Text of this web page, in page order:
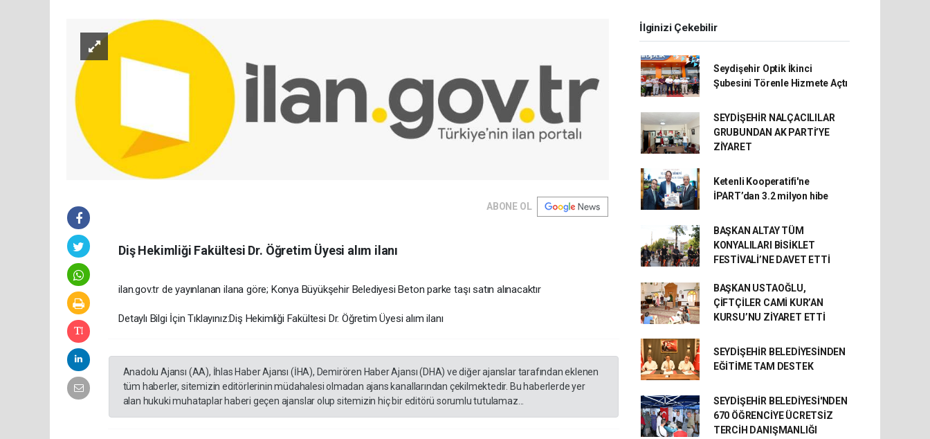
ABONE OL
Diş Hekimliği Fakültesi Dr. Öğretim Üyesi alım ilanı
ilan.gov.tr de yayınlanan ilana göre; Konya Büyükşehir Belediyesi Beton parke taşı satın alınacaktır
Detaylı Bilgi İçin Tıklayınız:Diş Hekimliği Fakültesi Dr. Öğretim Üyesi alım ilanı
Anadolu Ajansı (AA), İhlas Haber Ajansı (İHA), Demirören Haber Ajansı (DHA) ve diğer ajanslar tarafından eklenen
tüm haberler, sitemizin editörlerinin müdahalesi olmadan ajans kanallarından çekilmektedir. Bu haberlerde yer
alan hukuki muhataplar haberi geçen ajanslar olup sitemizin hiç bir editörü sorumlu tutulamaz...
İlginizi Çekebilir
Seydişehir Optik İkinci
Şubesini Törenle Hizmete Açtı
SEYDİŞEHİR NALÇACILILAR
GRUBUNDAN AK PARTİ’YE
ZİYARET
Ketenli Kooperatifi'ne
İPART’dan 3.2 milyon hibe
BAŞKAN ALTAY TÜM
KONYALILARI BİSİKLET
FESTİVALİ’NE DAVET ETTİ
BAŞKAN USTAOĞLU,
ÇİFTÇİLER CAMİ KUR’AN
KURSU’NU ZİYARET ETTİ
SEYDİŞEHİR BELEDİYESİNDEN
EĞİTİME TAM DESTEK
SEYDİŞEHİR BELEDİYESİ'NDEN
670 ÖĞRENCİYE ÜCRETSİZ
TERCİH DANIŞMANLIĞI